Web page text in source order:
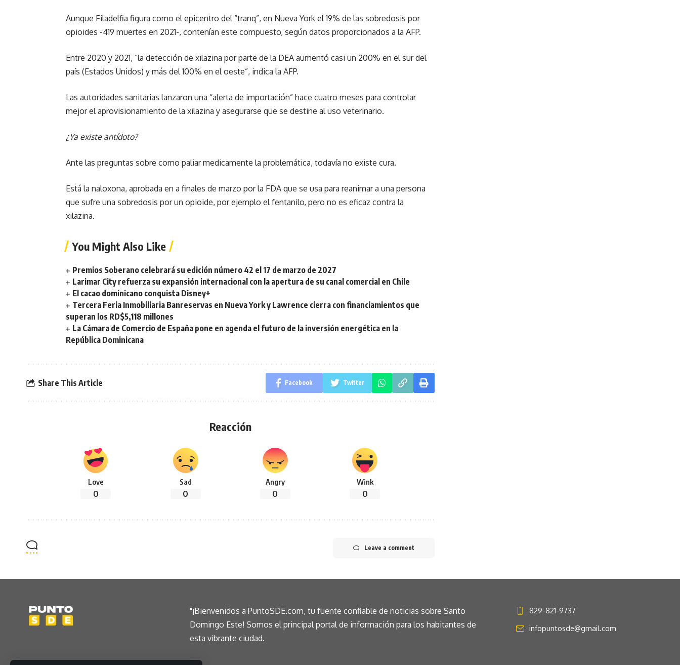
Aunque Filadelfia figura como el epicentro del “tranq”, en Nueva York el 19% de las sobredosis por
opioides -419 muertes en 2021-, contenían este compuesto, según datos proporcionados a la AFP.
Entre 2020 y 2021, “la detección de xilazina por parte de la DEA aumentó casi un 200% en el sur del
país (Estados Unidos) y más del 100% en el oeste”, indica la AFP.
Las autoridades sanitarias lanzaron una “alerta de importación” hace cuatro meses para controlar
mejor el aprovisionamiento de la xilazina y asegurarse que se destine al uso veterinario.
¿Ya existe antídoto?
Ante las preguntas sobre como paliar medicamente la problemática, todavía no existe cura.
Está la naloxona, aprobada en a finales de marzo por la FDA que se usa para reanimar a una persona
que sufre una sobredosis por un opioide, por ejemplo el fentanilo, pero no es eficaz contra la
xilazina.
You Might Also Like
Premios Soberano celebrará su edición número 42 el 17 de marzo de 2027
Larimar City refuerza su expansión internacional con la apertura de su canal comercial en Chile
El cacao dominicano conquista Disney+
Tercera Feria Inmobiliaria Banreservas en Nueva York y Lawrence cierra con financiamientos que
superan los RD$5,118 millones
La Cámara de Comercio de España pone en agenda el futuro de la inversión energética en la
República Dominicana
Share This Article Facebook Twitter
Reacción
Love
0
Sad
0
Angry
0
Wink
0
Leave a comment
"¡Bienvenidos a PuntoSDE.com, tu fuente confiable de noticias sobre Santo
Domingo Este! Somos el principal portal de información para los habitantes de
esta vibrante ciudad.
829-821-9737
infopuntosde@gmail.com